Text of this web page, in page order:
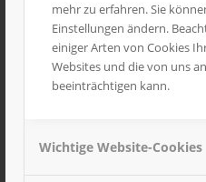
mehr zu erfahren. Sie
Einstellungen ändern.
einiger Arten von Cookies
Websites und die von uns
beeinträchtigen kann.
Wichtige Website-Cookies